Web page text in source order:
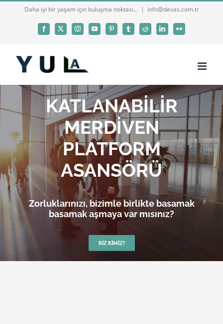
Daha iyi bir yaşam için buluşma noktası... | info@devas.com.tr
Facebook
X InstagramYouTubePinterestTumblrReddit LinkedInFlickr
KATLANABİLİR
MERDİVEN
PLATFORM
ASANSÖRÜ
Zorluklarınızı, bizimle birlikte basamak
basamak aşmaya var mısınız?
BIZ KIMIZ?